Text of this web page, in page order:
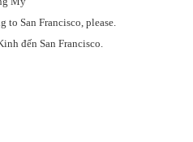
to San Francisco, please.
đến San Francisco.